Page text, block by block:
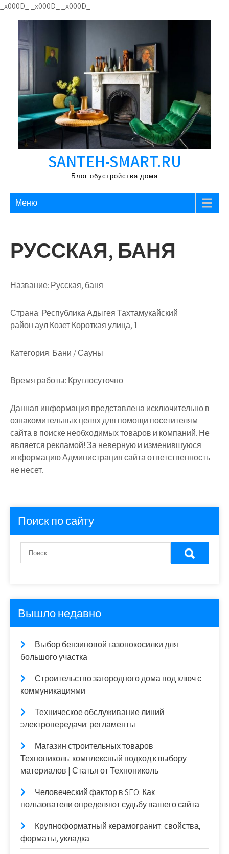
_x000D_ _x000D_ _x000D_
к
SANTEH-SMART.RU
Блог обустройства дома
Меню
РУССКАЯ, БАНЯ
Название: Русская, баня
Страна: Республика Адыгея Тахтамукайский
район аул Козет Короткая улица, 1
Категория: Бани / Сауны
Время работы: Круглосуточно
Данная информация представлена исключительно в
ознакомительных целях для помощи посетителям
сайта в поиске необходимых товаров и компаний. Не
является рекламой! За неверную и изменившуюся
информацию Администрация сайта ответственность
не несет.
Поиск по сайту
Вышло недавно
Выбор бензиновой газонокосилки для
большого участка
Строительство загородного дома под ключ с
коммуникациями
Техническое обслуживание линий
электропередачи: регламенты
Магазин строительных товаров
Технониколь: комплексный подход к выбору
материалов | Статья от Технониколь
Человеческий фактор в SEO: Как
пользователи определяют судьбу вашего сайта
Крупноформатный керамогранит: свойства,
форматы, укладка